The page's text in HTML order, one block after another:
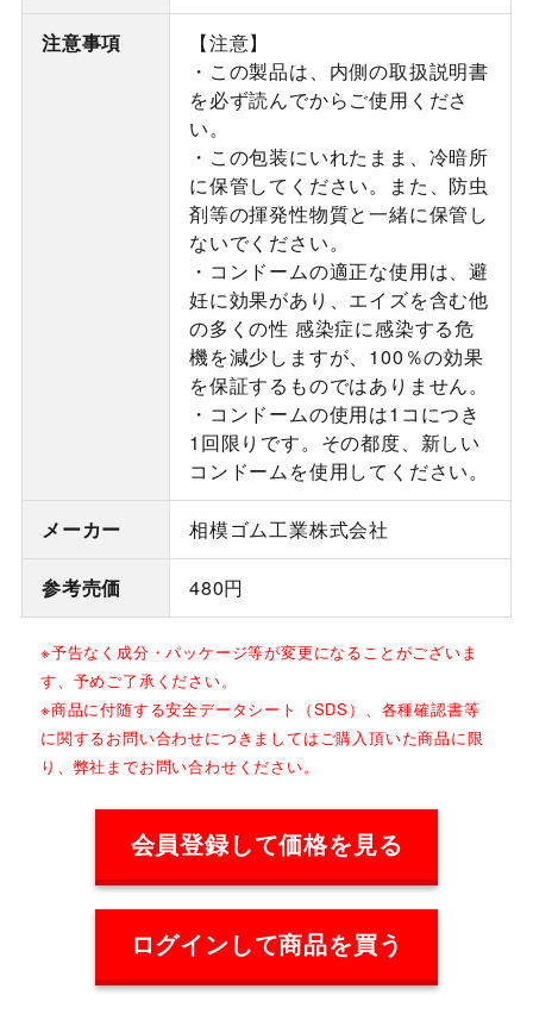
注意事項
【注意】
・この製品は、内側の取扱説明書
を必ず読んでからご使用くださ
い。
・この包装にいれたまま、冷暗所
に保管してください。また、防虫
剤等の揮発性物質と一緒に保管し
ないでください。
・コンドームの適正な使用は、避
妊に効果があり、エイズを含む他
の多くの性 感染症に感染する危
機を減少しますが、100％の効果
を保証するものではありません。
・コンドームの使用は1コにつき
1回限りです。その都度、新しい
コンドームを使用してください。
メーカー 相模ゴム工業株式会社
参考売価 480円
※予告なく成分・パッケージ等が変更になることがございま
す、予めご了承ください。
※商品に付随する安全データシート（SDS）、各種確認書等
に関するお問い合わせにつきましてはご購入頂いた商品に限
り、弊社までお問い合わせください。
会員登録して価格を見る
ログインして商品を買う